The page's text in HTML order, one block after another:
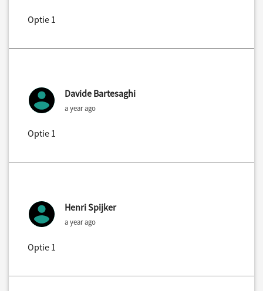
Optie 1
Davide Bartesaghi
a year ago
Optie 1
Henri Spijker
a year ago
Optie 1